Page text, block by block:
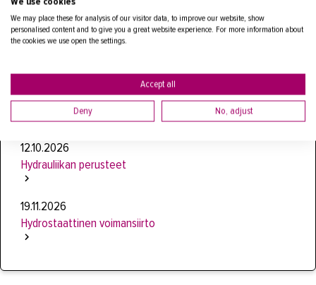
16.9.2026
Taka- ja sivulaitanostimien tarkastus
Parker -hydrauliikka
12.10.2026
Hydrauliikan perusteet
19.11.2026
Hydrostaattinen voimansiirto
We may place these for analysis of our visitor data, to improve our website, show
personalised content and to give you a great website experience. For more information about
the cookies we use open the settings.
Accept all
Deny No, adjust